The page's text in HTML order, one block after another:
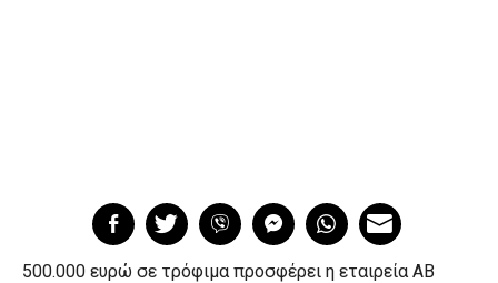
500.000 ευρώ σε τρόφιμα προσφέρει η εταιρεία ΑΒ